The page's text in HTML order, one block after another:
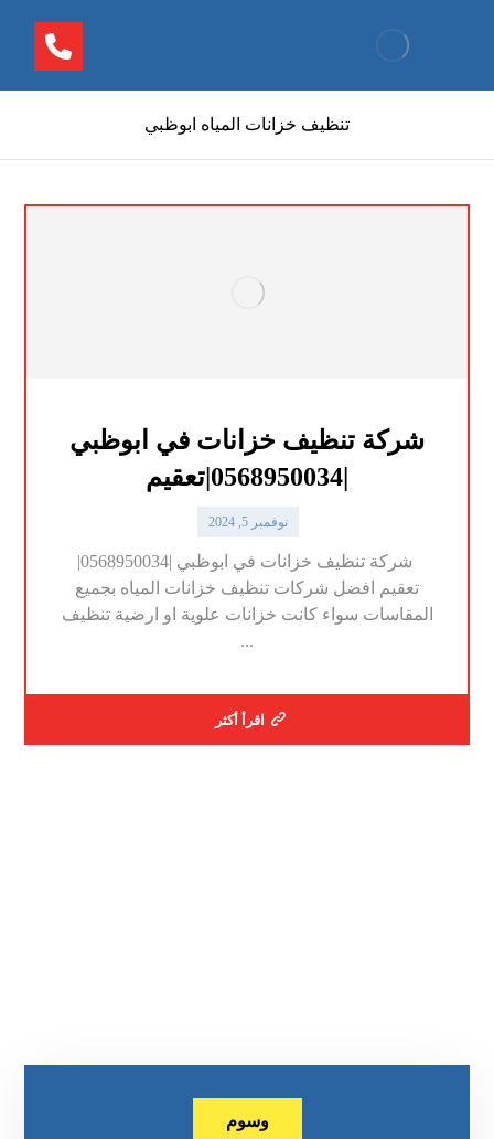
تنظيف خزانات المياه ابوظبي
شركة تنظيف خزانات في ابوظبي
نوفمبر 5, 2024
شركة تنظيف خزانات في ابوظبي |0568950034|
تعقيم افضل شركات تنظيف خزانات المياه بجميع
المقاسات سواء كانت خزانات علوية او ارضية تنظيف
...
اقرأ أكثر
وسوم